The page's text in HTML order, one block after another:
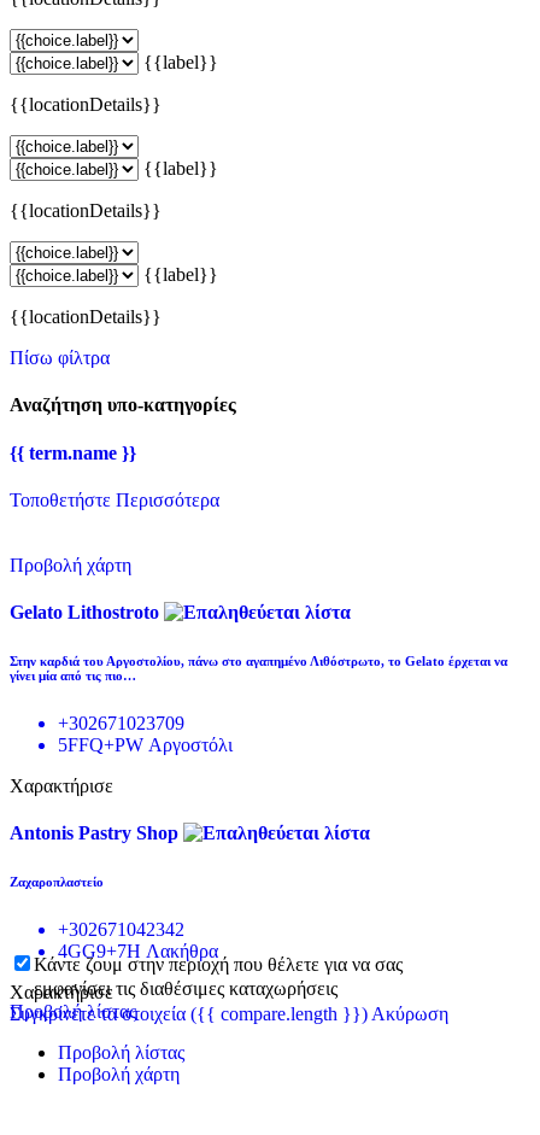
{{label}}
{{locationDetails}}
{{label}}
{{locationDetails}}
{{label}}
{{locationDetails}}
Πίσω φίλτρα
Αναζήτηση υπο-κατηγορίες
{{ term.name }}
Τοποθετήστε Περισσότερα
Προβολή χάρτη
Gelato Lithostroto
Στην καρδιά του Αργοστολίου, πάνω στο αγαπημένο Λιθόστρωτο, το Gelato έρχεται να
γίνει μία από τις πιο…
+302671023709
5FFQ+PW Αργοστόλι
Χαρακτήρισε
Antonis Pastry Shop
Ζαχαροπλαστείο
+302671042342
4GG9+7H Λακήθρα
Χαρακτήρισε
Συγκρίνετε τα στοιχεία ({{ compare.length }}) Ακύρωση
Κάντε ζουμ στην περιοχή που θέλετε για να σας
εμφανίσει τις διαθέσιμες καταχωρήσεις
Προβολή λίστας
Προβολή λίστας
Προβολή χάρτη